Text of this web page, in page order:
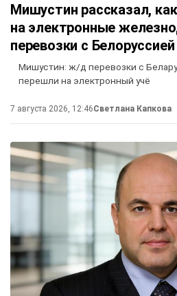
Мишустин рассказал,
на электронные
перевозки с
Мишустин: ж/д перевозки с
перешли на электронный учё
7 августа 2026, 12:46Светлана Капкова